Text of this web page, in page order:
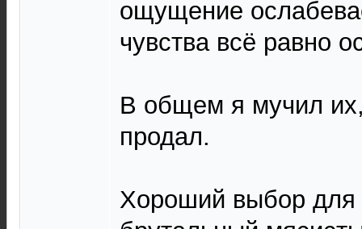
ощущение
чувства всё равно
В общем я мучил
продал.
Хороший выбор для